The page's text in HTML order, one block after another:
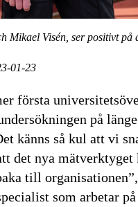
Mikael Visén, ser positivt
01-23
första
på
känns så kul att vi
det nya mätverktyget
till
som arbetar på